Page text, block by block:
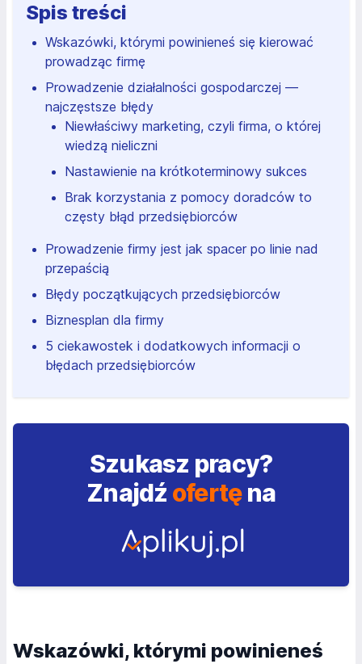
Spis treści
Wskazówki, którymi powinieneś się kierować
prowadząc firmę
Prowadzenie działalności gospodarczej —
najczęstsze błędy
Niewłaściwy marketing, czyli firma, o której
wiedzą nieliczni
Nastawienie na krótkoterminowy sukces
Brak korzystania z pomocy doradców to
częsty błąd przedsiębiorców
Prowadzenie firmy jest jak spacer po linie nad
przepaścią
Błędy początkujących przedsiębiorców
Biznesplan dla firmy
5 ciekawostek i dodatkowych informacji o
błędach przedsiębiorców
Szukasz pracy?
Znajdź ofertęna
Wskazówki, którymi powinieneś